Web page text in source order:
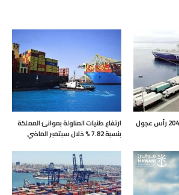
ميناء سفاجا يستقبل 2044 رأس عجول
ارتفاع طنيات المناولة بموانئ المملكة
بنسبة 7.82 % خلال سبتمبر الماضي